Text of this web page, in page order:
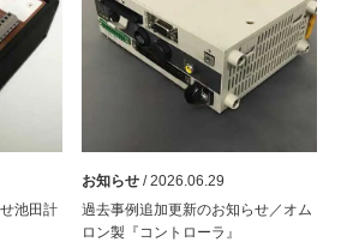
池田計
お知らせ / 2026.06.29
過去事例追加更新のお知らせ／オム
ロン製『コントローラ』